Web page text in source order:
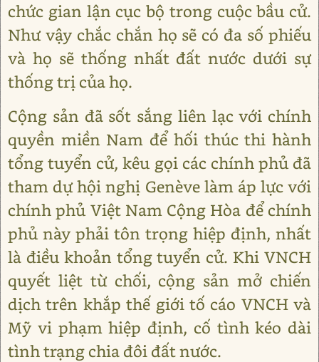
chức gian lận cục bộ trong cuộc bầu cử.
Như vậy chắc chắn họ sẽ có đa số phiếu
và họ sẽ thống nhất đất nước dưới sự
thống trị của họ.
Cộng sản đã sốt sắng liên lạc với chính
quyền miền Nam để hối thúc thi hành
tổng tuyển cử, kêu gọi các chính phủ đã
tham dự hội nghị Genève làm áp lực với
chính phủ Việt Nam Cộng Hòa để chính
phủ này phải tôn trọng hiệp định, nhất
là điều khoản tổng tuyển cử. Khi VNCH
quyết liệt từ chối, cộng sản mở chiến
dịch trên khắp thế giới tố cáo VNCH và
Mỹ vi phạm hiệp định, cố tình kéo dài
tình trạng chia đôi đất nước.